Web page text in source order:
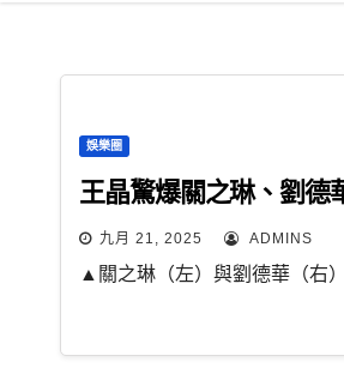
娛樂圈
王晶驚爆關之琳、劉德
九月 21, 2025 ADMINS
▲關之琳（左）與劉德華（右